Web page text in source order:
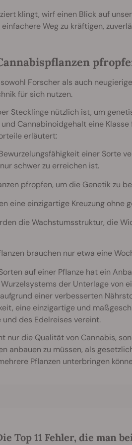
klingt, wirf einen Blick auf
Weg zu kräftigen,
Forscher als auch
für sich nutzen.
Stecklinge nützlich ist, um
Cannabinoidgehalt eine
erläutert:
einer Sorte
schwer zu erreichen ist.
pfropfen, um die Genetik zu
eine einzigartige Kreuzung ohne
die Wachstumsstruktur, die
brauchen nur etwa eine
auf einer Pflanze hat ein
der Unterlage von
einer verbesserten
eine einzigartige und
des Edelreises vereint.
nur die Qualität von Cannabis,
anbauen zu müssen, als
Pflanzen unterbringen
Top 11 Fehler, die man